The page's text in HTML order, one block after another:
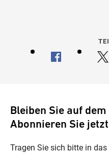
Bleiben Sie auf
Abonnieren Sie
Tragen Sie sich bitte in